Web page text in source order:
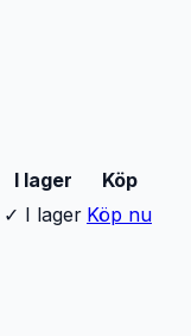
I lager
Köp
✓ I lager Köp nu